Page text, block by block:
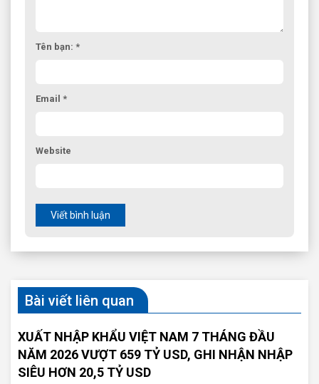
Tên bạn: *
Email *
Website
Viết bình luận
Bài viết liên quan
XUẤT NHẬP KHẨU VIỆT NAM 7 THÁNG ĐẦU
NĂM 2026 VƯỢT 659 TỶ USD, GHI NHẬN NHẬP
SIÊU HƠN 20,5 TỶ USD